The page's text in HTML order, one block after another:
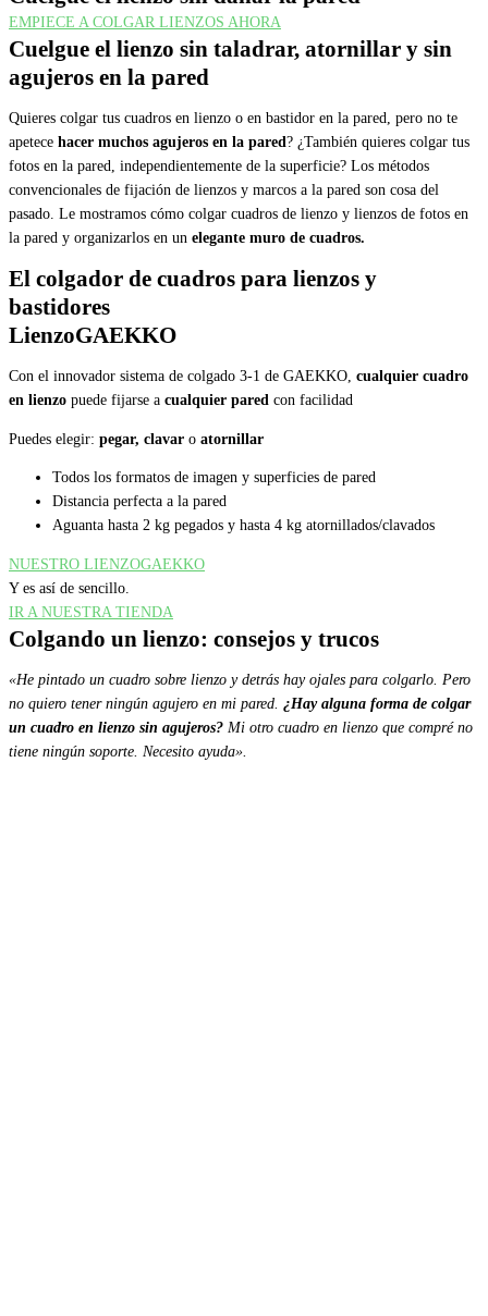
EMPIECE A COLGAR LIENZOS AHORA
Cuelgue el lienzo sin taladrar, atornillar y sin
agujeros en la pared
Quieres colgar tus cuadros en lienzo o en bastidor en la pared, pero no te
apetece hacer muchos agujeros en la pared? ¿También quieres colgar tus
fotos en la pared, independientemente de la superficie? Los métodos
convencionales de fijación de lienzos y marcos a la pared son cosa del
pasado. Le mostramos cómo colgar cuadros de lienzo y lienzos de fotos en
la pared y organizarlos en un elegante muro de cuadros.
El colgador de cuadros para lienzos y
bastidores
LienzoGAEKKO
Con el innovador sistema de colgado 3-1 de GAEKKO, cualquier cuadro
en lienzo puede fijarse a cualquier pared con facilidad
Puedes elegir: pegar, clavar o atornillar
Todos los formatos de imagen y superficies de pared
Distancia perfecta a la pared
Aguanta hasta 2 kg pegados y hasta 4 kg atornillados/clavados
NUESTRO LIENZOGAEKKO
Y es así de sencillo.
IR A NUESTRA TIENDA
Colgando un lienzo: consejos y trucos
«He pintado un cuadro sobre lienzo y detrás hay ojales para colgarlo. Pero
no quiero tener ningún agujero en mi pared. ¿Hay alguna forma de colgar
un cuadro en lienzo sin agujeros? Mi otro cuadro en lienzo que compré no
tiene ningún soporte. Necesito ayuda».